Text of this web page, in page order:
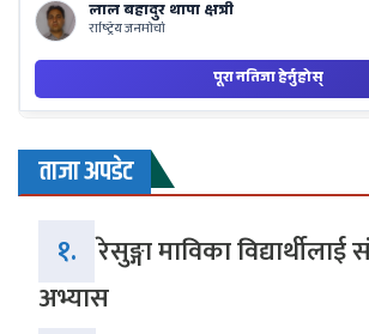
ताजा अपडेट
१. रेसुङ्गा माविका
अभ्यास